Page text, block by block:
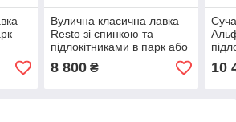
Вулична класична лавка
Resto зі спинкою та
підлокітниками в парк або
у сквер
8 800₴
у
10